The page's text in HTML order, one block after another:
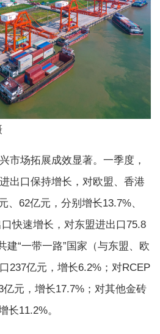
市场拓展成效显著。一季度，
出口保持增长，对欧盟、香港
、62亿元，分别增长13.7%、
快速增长，对东盟进出口75.8
建“一带一路”国家（与东盟、欧
237亿元，增长6.2%；对RCEP
元，增长17.7%；对其他金砖
长11.2%。